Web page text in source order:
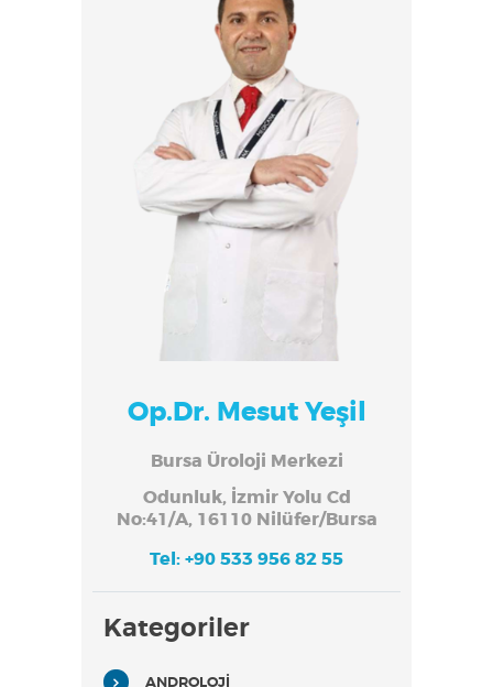
Op.Dr. Mesut Yeşil
Bursa Üroloji Merkezi
Odunluk, İzmir Yolu Cd
No:41/A, 16110 Nilüfer/Bursa
Tel: +90 533 956 82 55
Kategoriler
ANDROLOJİ